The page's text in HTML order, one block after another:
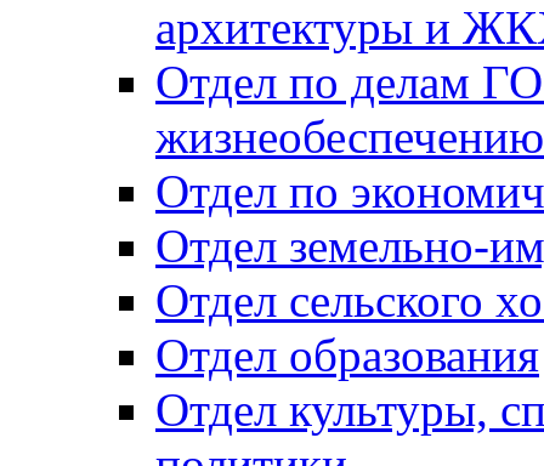
архитектуры и
Отдел по делам
Отдел по
Отдел земельно-
Отдел сельского
Отдел образования
Отдел культуры,